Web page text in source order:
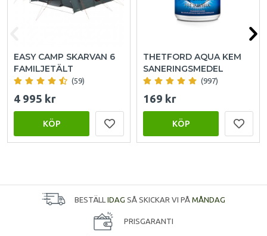
EASY CAMP SKARVAN 6
FAMILJETÄLT
(59)
4 995 kr
KÖP
THETFORD AQUA KEM
SANERINGSMEDEL
(997)
169 kr
KÖP
BESTÄLL IDAG SÅ SKICKAR VI PÅ MÅNDAG
PRISGARANTI